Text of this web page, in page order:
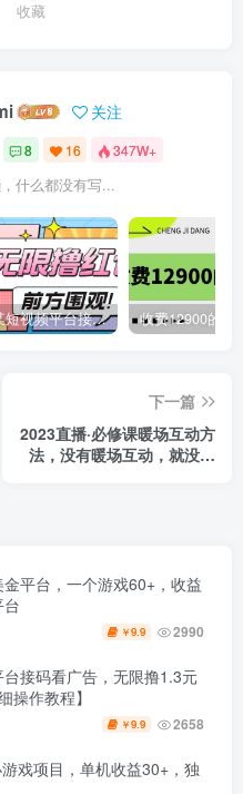
收藏
关注
8 16 347W+
什么都没有写...
最新某短视频平台接码看广告，无限撸1.3元项目【软件+详细操作教程】
下一篇
2023直播·必修课暖场互动方
法，没有暖场互动，就没有
平台，一个游戏60+，收益
￥9.9 2990
接码看广告，无限撸1.3元
操作教程】
￥9.9 2658
戏项目，单机收益30+，独